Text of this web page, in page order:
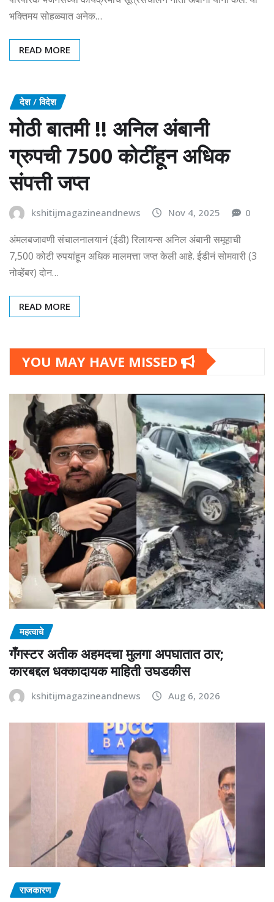
भक्तिमय सोहळ्यात अनेक…
READ MORE
देश / विदेश
मोठी बातमी !! अनिल अंबानी
ग्रुपची 7500 कोटींहून अधिक
संपत्ती जप्त
kshitijmagazineandnews Nov 4, 2025 0
अंमलबजावणी संचालनालयानं (ईडी) रिलायन्स अनिल अंबानी समूहाची
7,500 कोटी रुपयांहून अधिक मालमत्ता जप्त केली आहे. ईडीनं सोमवारी (3
नोव्हेंबर) दोन…
READ MORE
YOU MAY HAVE MISSED
महत्वाचे
गँगस्टर अतीक अहमदचा मुलगा अपघातात ठार;
कारबद्दल धक्कादायक माहिती उघडकीस
kshitijmagazineandnews Aug 6, 2026
राजकारण